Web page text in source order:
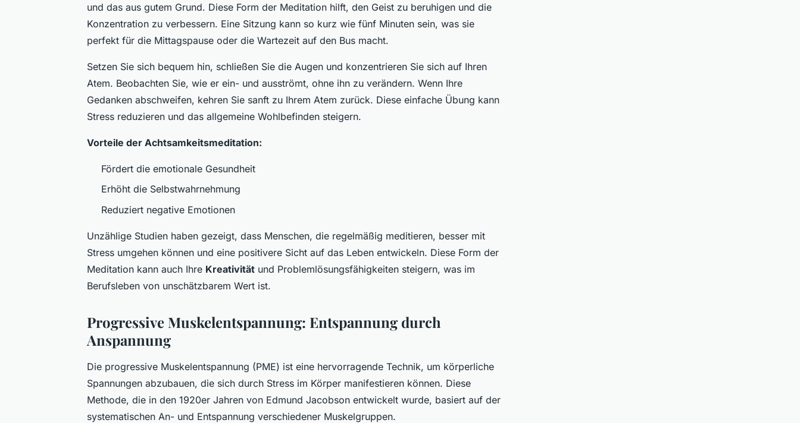
und das aus gutem Grund. Diese Form der Meditation hilft, den Geist zu beruhigen und die
Konzentration zu verbessern. Eine Sitzung kann so kurz wie fünf Minuten sein, was sie
perfekt für die Mittagspause oder die Wartezeit auf den Bus macht.
Setzen Sie sich bequem hin, schließen Sie die Augen und konzentrieren Sie sich auf Ihren
Atem. Beobachten Sie, wie er ein- und ausströmt, ohne ihn zu verändern. Wenn Ihre
Gedanken abschweifen, kehren Sie sanft zu Ihrem Atem zurück. Diese einfache Übung kann
Stress reduzieren und das allgemeine Wohlbefinden steigern.
Vorteile der Achtsamkeitsmeditation:
Fördert die emotionale Gesundheit
Erhöht die Selbstwahrnehmung
Reduziert negative Emotionen
Unzählige Studien haben gezeigt, dass Menschen, die regelmäßig meditieren, besser mit
Stress umgehen können und eine positivere Sicht auf das Leben entwickeln. Diese Form der
Meditation kann auch Ihre Kreativität und Problemlösungsfähigkeiten steigern, was im
Berufsleben von unschätzbarem Wert ist.
Progressive Muskelentspannung: Entspannung durch
Anspannung
Die progressive Muskelentspannung (PME) ist eine hervorragende Technik, um körperliche
Spannungen abzubauen, die sich durch Stress im Körper manifestieren können. Diese
Methode, die in den 1920er Jahren von Edmund Jacobson entwickelt wurde, basiert auf der
systematischen An- und Entspannung verschiedener Muskelgruppen.